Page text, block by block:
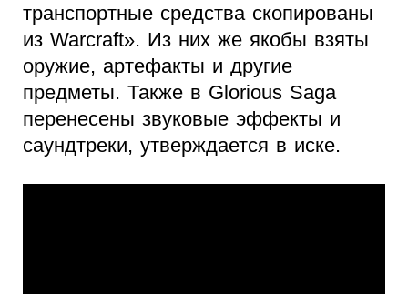
транспортные средства скопированы
из Warcraft». Из них же якобы взяты
оружие, артефакты и другие
предметы. Также в Glorious Saga
перенесены звуковые эффекты и
саундтреки, утверждается в иске.